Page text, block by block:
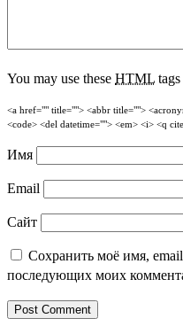
You may use these HTML
<a href="" title=""> <abbr title="">
<code> <del datetime=""> <em> <i> <q
Имя
Email
Сайт
Сохранить моё имя, email
последующих моих